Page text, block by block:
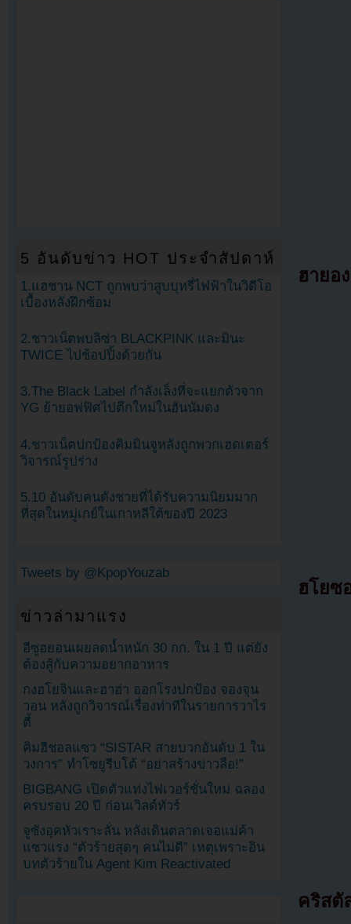
ฮายอ
ฮโยซ
คริสตั
5 อันดับข่าว HOT ประจำสัปดาห์
1.แฮชาน NCT ถูกพบว่าสูบบุหรี่ไฟฟ้าในวิดีโอ
เบื้องหลังฝึกซ้อม
2.ชาวเน็ตพบลิซ่า BLACKPINK และมินะ
TWICE ไปช้อปปิ้งด้วยกัน
3.The Black Label กำลังเล็งที่จะแยกตัวจาก
YG ย้ายอฟฟิศไปตึกใหม่ในฮันนัมดง
4.ชาวเน็ตปกป้องคิมมินจูหลังถูกพวกเฮดเตอร์
วิจารณ์รูปร่าง
5.10 อันดับคนดังชายที่ได้รับความนิยมมาก
ที่สุดในหมู่เกย์ในเกาหลีใต้ของปี 2023
Tweets by @KpopYouzab
ข่าวล่ามาแรง
อีซูฮยอนเผยลดน้ำหนัก 30 กก. ใน 1 ปี แต่ยัง
ต้องสู้กับความอยากอาหาร
กงฮโยจินและฮาฮ่า ออกโรงปกป้อง จองจุน
วอน หลังถูกวิจารณ์เรื่องท่าทีในรายการวาไร
ตี้
คิมฮีชอลแซว “SISTAR สายบวกอันดับ 1 ใน
วงการ” ทำโซยูรีบโต้ “อย่าสร้างข่าวลือ!”
BIGBANG เปิดตัวแท่งไฟเวอร์ชั่นใหม่ ฉลอง
ครบรอบ 20 ปี ก่อนเวิลด์ทัวร์
จูซังอุคหัวเราะลั่น หลังเดินตลาดเจอแม่ค้า
แซวแรง “ตัวร้ายสุดๆ คนไม่ดี” เหตุเพราะอิน
บทตัวร้ายใน Agent Kim Reactivated